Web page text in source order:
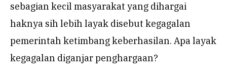
sebagian kecil masyarakat yang dihargai
haknya sih lebih layak disebut kegagalan
pemerintah ketimbang keberhasilan. Apa layak
kegagalan diganjar penghargaan?